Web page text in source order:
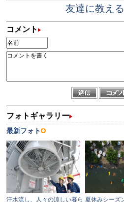
友達に教える
コメント